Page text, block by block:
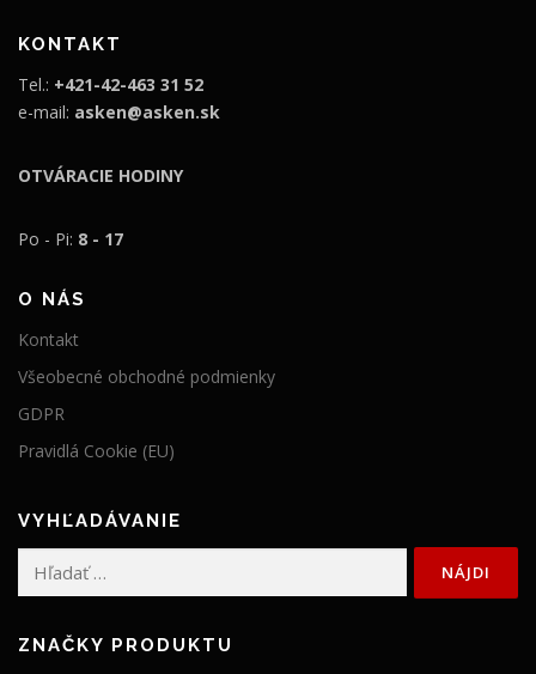
KONTAKT
Tel.: +421-42-463 31 52
e-mail: asken@asken.sk
OTVÁRACIE HODINY
Po - Pi: 8 - 17
O NÁS
Kontakt
Všeobecné obchodné podmienky
GDPR
Pravidlá Cookie (EU)
VYHĽADÁVANIE
Hľadať:
ZNAČKY PRODUKTU